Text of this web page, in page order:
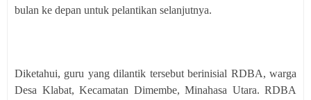
bulan ke depan untuk pelantikan selanjutnya.
Diketahui, guru yang dilantik tersebut berinisial RDBA, warga
Desa Klabat, Kecamatan Dimembe, Minahasa Utara. RDBA